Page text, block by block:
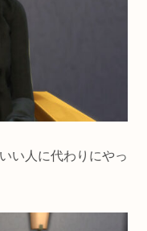
い人に代わりにやっ